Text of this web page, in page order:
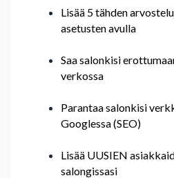
Lisää 5 tähden
asetusten avulla
Saa salonkisi
verkossa
Parantaa salonkisi
Googlessa (SEO)
Lisää UUSIEN
salongissasi